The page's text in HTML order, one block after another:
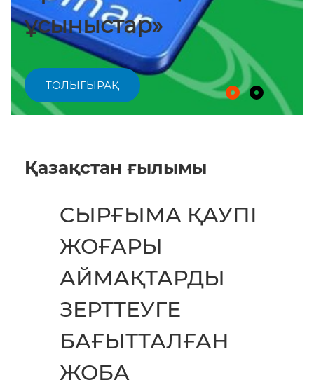
ұсыныстар»
ТОЛЫҒЫРАҚ
Қазақстан ғылымы
CЫРҒЫМА ҚАУПІ
ЖОҒАРЫ
АЙМАҚТАРДЫ
ЗЕРТТЕУГЕ
БАҒЫТТАЛҒАН
ЖОБА